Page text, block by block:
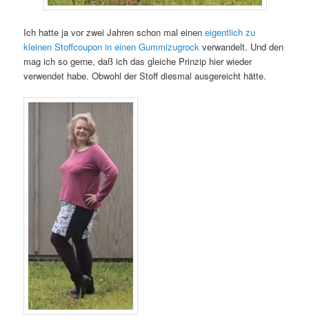
Ich hatte ja vor zwei Jahren schon mal eineneigentlich zu
kleinen Stoffcoupon in einen Gummizugrock verwandelt. Und den
mag ich so gerne, daß ich das gleiche Prinzip hier wieder
verwendet habe. Obwohl der Stoff diesmal ausgereicht hätte.